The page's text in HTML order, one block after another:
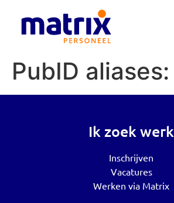
PubID aliases:
Ik zoek werk
Inschrijven
Vacatures
Werken via Matrix